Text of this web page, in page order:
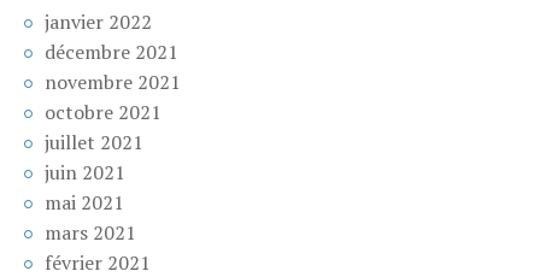
janvier 2022
décembre 2021
novembre 2021
octobre 2021
juillet 2021
juin 2021
mai 2021
mars 2021
février 2021